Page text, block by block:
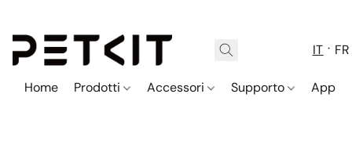
IT FR
Home Prodotti Accessori Supporto App